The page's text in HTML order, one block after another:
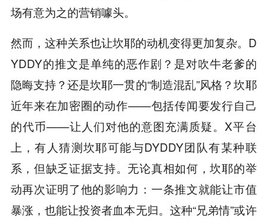
场有意为之的营销噱头。
然而，这种关系也让坎耶的动机变得更加复杂。D
YDDY的推文是单纯的恶作剧？是对吹牛老爹的
隐晦支持？还是坎耶一贯的“制造混乱”风格？坎耶
近年来在加密圈的动作——包括传闻要发行自己
的代币——让人们对他的意图充满质疑。X平台
上，有人猜测坎耶可能与DYDDY团队有某种联
系，但缺乏证据支持。无论真相如何，坎耶的举
动再次证明了他的影响力：一条推文就能让市值
暴涨，也能让投资者血本无归。这种“兄弟情”或许